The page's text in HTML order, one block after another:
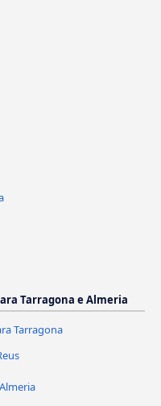
Tarragona e Almeria
Tarragona